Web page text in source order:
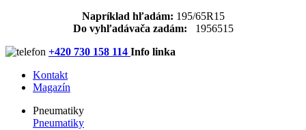
Napríklad hľadám: 195/65R15
Do vyhľadávača zadám: 1956515
+420 730 158 114 Info linka
Kontakt
Magazín
Pneumatiky
Pneumatiky